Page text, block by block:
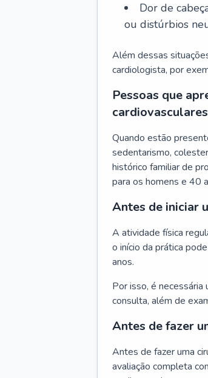
Dor de
ou distúrbios
Além dessas
cardiologista, por
Pessoas que
cardiovasculares
Quando estão
sedentarismo,
histórico familiar de
para os homens e 40
Antes de iniciar
A atividade física
o início da prática
anos.
Por isso, é
consulta, além de
Antes de fazer
Antes de fazer uma
avaliação completa